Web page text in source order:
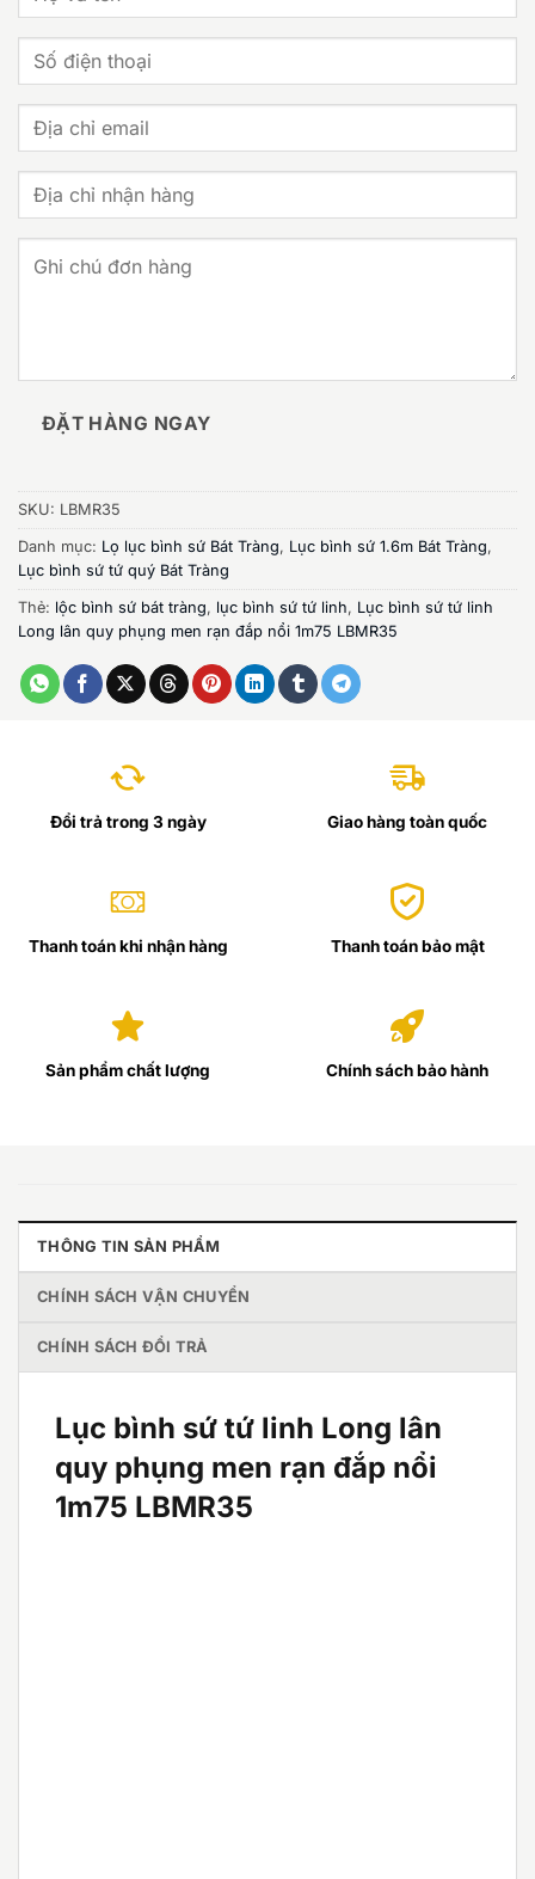
ĐẶT HÀNG NGAY
SKU: LBMR35
Danh mục: Lọ lục bình sứ Bát Tràng, Lục bình sứ 1.6m Bát Tràng,
Lục bình sứ tứ quý Bát Tràng
Thẻ: lộc bình sứ bát tràng, lục bình sứ tứ linh, Lục bình sứ tứ linh
Long lân quy phụng men rạn đắp nổi 1m75 LBMR35
Đổi trả trong 3 ngày Giao hàng toàn quốc
Thanh toán khi nhận hàng Thanh toán bảo mật
Sản phẩm chất lượng Chính sách bảo hành
THÔNG TIN SẢN PHẨM
CHÍNH SÁCH VẬN CHUYỂN
CHÍNH SÁCH ĐỔI TRẢ
Lục bình sứ tứ linh Long lân
quy phụng men rạn đắp nổi
1m75 LBMR35